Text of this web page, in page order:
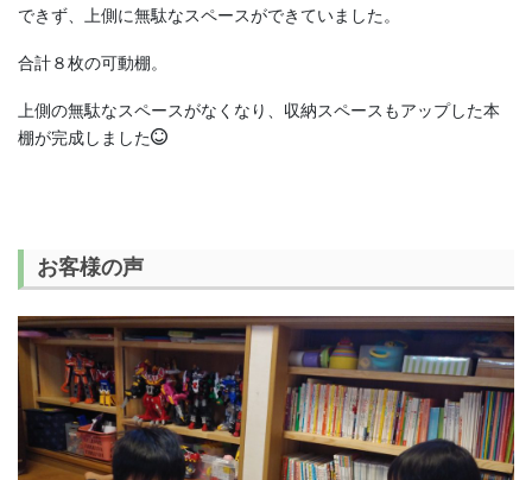
できず、上側に無駄なスペースができていました。
合計８枚の可動棚。
上側の無駄なスペースがなくなり、収納スペースもアップした本
棚が完成しました
お客様の声